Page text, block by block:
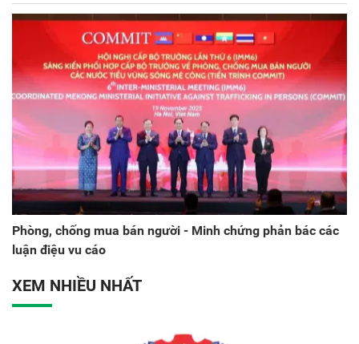
Phòng, chống mua bán người - Minh chứng phản bác các
luận điệu vu cáo
XEM NHIỀU NHẤT